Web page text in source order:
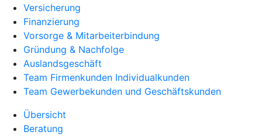
Versicherung
Finanzierung
Vorsorge & Mitarbeiterbindung
Gründung & Nachfolge
Auslandsgeschäft
Team Firmenkunden Individualkunden
Team Gewerbekunden und Geschäftskunden
Übersicht
Beratung